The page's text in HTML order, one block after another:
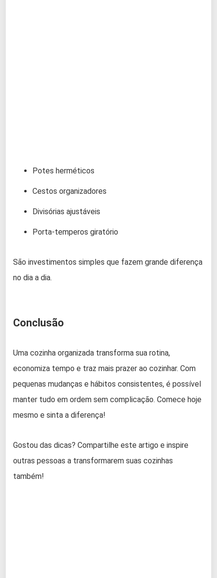
Potes herméticos
Cestos organizadores
Divisórias ajustáveis
Porta-temperos giratório
São investimentos simples que fazem grande diferença
no dia a dia.
Conclusão
Uma cozinha organizada transforma sua rotina,
economiza tempo e traz mais prazer ao cozinhar. Com
pequenas mudanças e hábitos consistentes, é possível
manter tudo em ordem sem complicação. Comece hoje
mesmo e sinta a diferença!
Gostou das dicas? Compartilhe este artigo e inspire
outras pessoas a transformarem suas cozinhas
também!